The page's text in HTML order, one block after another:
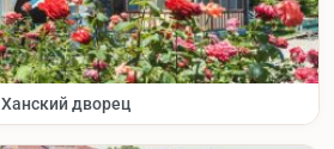
Ханский дворец